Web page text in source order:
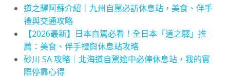
道之驛阿蘇介紹｜九州自駕必訪休息站，美食、伴手
禮與交通攻略
【2026最新】日本自駕必看！全日本「道之驛」推
薦：美食、伴手禮與休息站攻略
砂川 SA 攻略｜北海道自駕途中必停休息站，我的實
際停靠心得